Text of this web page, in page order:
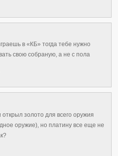
в «КБ» тогда тебе нужно
свою собраную, а не с пола
открыл золото для всего оружия
оружие), но платину все еще не